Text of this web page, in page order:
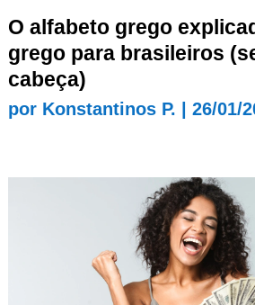
O alfabeto grego
grego para brasileiros
cabeça)
por Konstantinos P. 26/01/